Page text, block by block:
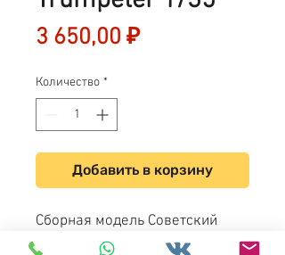
3 650,00 ₽Цена
Количество *
Добавить в корзину
Сборная модель Советский
ЧТЗ-65 "Сталинец" (без